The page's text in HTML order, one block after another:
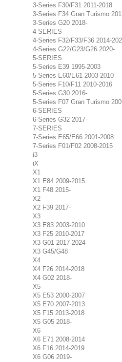
3-Series F30/F31 2011-2018
3-Series F34 Gran Turismo
3-Series G20 2018-
4-SERIES
4-Series F32/F33/F36 2014-
4-Series G22/G23/G26 2020-
5-SERIES
5-Series E39 1995-2003
5-Series E60/E61 2003-2010
5-Series F10/F11 2010-2016
5-Series G30 2016-
5-Series F07 Gran Turismo
6-SERIES
6-Series G32 2017-
7-SERIES
7-Series E65/E66 2001-2008
7-Series F01/F02 2008-2015
i3
iX
X1
X1 E84 2009-2015
X1 F48 2015-
X2
X2 F39 2017-
X3
X3 E83 2003-2010
X3 F25 2010-2017
X3 G01 2017-2024
X3 G45/G48
X4
X4 F26 2014-2018
X4 G02 2018-
X5
X5 E53 2000-2007
X5 E70 2007-2013
X5 F15 2013-2018
X5 G05 2018-
X6
X6 E71 2008-2014
X6 F16 2014-2019
X6 G06 2019-